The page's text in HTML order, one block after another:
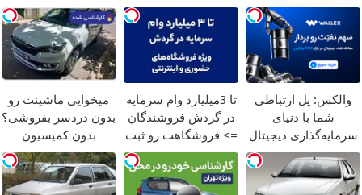
خریدار واقعی*
ماندگاری
جوان شو
والکس: پل ارتباطی
شما با دنیای
سرمایه‌گذاری دیجیتال
تا 3میلیارد وام سرمایه
در گردش فروشندگان
=> فروشگاهت رو ثبت
کن
میخوایی ماشینت رو
بدون دردسر بفروشی؟
بدون کمیسیون